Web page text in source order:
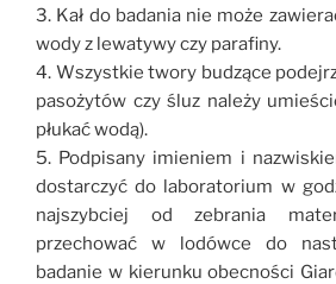
3. Kał do badania nie może
wody z lewatywy czy parafiny.
4. Wszystkie twory budzące
pasożytów czy śluz należy
płukać wodą).
5. Podpisany imieniem i
dostarczyć do laboratorium w
najszybciej od zebrania
przechować w lodówce do
badanie w kierunku obecności